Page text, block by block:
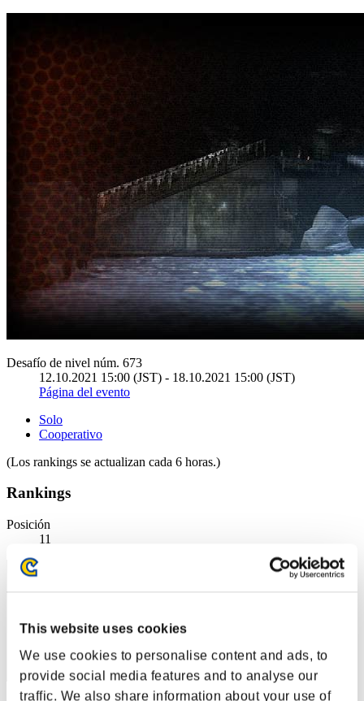
This website uses cookies
We use cookies to personalise content and ads, to
provide social media features and to analyse our
traffic. We also share information about your use of
Desafío de nivel núm. 673
12.10.2021 15:00 (JST) - 18.10.2021 15:00 (JST)
Página del evento
Solo
Cooperativo
(Los rankings se actualizan cada 6 horas.)
Rankings
Posición
11